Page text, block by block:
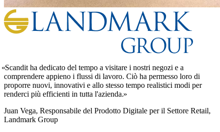
Scandit ha dedicato del tempo a visitare i nostri negozi e a
comprendere appieno i flussi di lavoro. Ciò ha permesso loro di
proporre nuovi, innovativi e allo stesso tempo realistici modi per
renderci più efficienti in tutta l'azienda.
Juan Vega, Responsabile del Prodotto Digitale per il Settore Retail,
Landmark Group